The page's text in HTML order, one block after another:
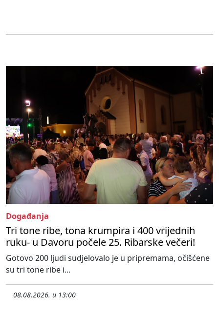
Događanja
Tri tone ribe, tona krumpira i 400 vrijednih
ruku- u Davoru počele 25. Ribarske večeri!
Gotovo 200 ljudi sudjelovalo je u pripremama, očišćene
su tri tone ribe i...
08.08.2026. u 13:00